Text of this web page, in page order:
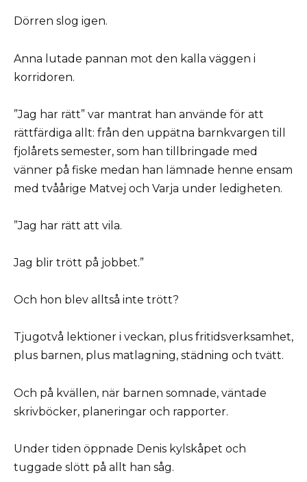
Dörren slog igen.
Anna lutade pannan mot den kalla väggen i
korridoren.
”Jag har rätt” var mantrat han använde för att
rättfärdiga allt: från den uppätna barnkvargen till
fjolårets semester, som han tillbringade med
vänner på fiske medan han lämnade henne ensam
med tvåårige Matvej och Varja under ledigheten.
”Jag har rätt att vila.
Jag blir trött på jobbet.”
Och hon blev alltså inte trött?
Tjugotvå lektioner i veckan, plus fritidsverksamhet,
plus barnen, plus matlagning, städning och tvätt.
Och på kvällen, när barnen somnade, väntade
skrivböcker, planeringar och rapporter.
Under tiden öppnade Denis kylskåpet och
tuggade slött på allt han såg.